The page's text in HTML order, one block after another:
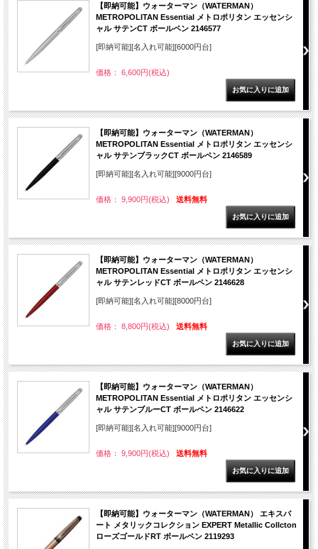
【即納可能】ウォーターマン（WATERMAN）
METROPOLITAN Essential メトロポリタン エッセンシ
ャル サテンCT ボールペン 2146577
[即納可能][名入れ可能][6000円台]
価格： 6,600円(税込)
【即納可能】ウォーターマン（WATERMAN）
METROPOLITAN Essential メトロポリタン エッセンシ
ャル サテンブラックCT ボールペン 2146589
[即納可能][名入れ可能][9000円台]
価格： 9,900円(税込) 送料無料
【即納可能】ウォーターマン（WATERMAN）
METROPOLITAN Essential メトロポリタン エッセンシ
ャル サテンレッドCT ボールペン 2146628
[即納可能][名入れ可能][8000円台]
価格： 8,800円(税込) 送料無料
【即納可能】ウォーターマン（WATERMAN）
METROPOLITAN Essential メトロポリタン エッセンシ
ャル サテンブルーCT ボールペン 2146622
[即納可能][名入れ可能][9000円台]
価格： 9,900円(税込) 送料無料
【即納可能】ウォーターマン（WATERMAN） エキスパ
ート メタリックコレクション EXPERT Metallic Collcton
ローズゴールドRT ボールペン 2119293